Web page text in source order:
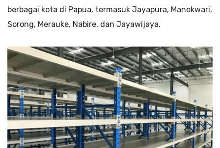
berbagai kota di Papua, termasuk Jayapura, Manokwari,
Sorong, Merauke, Nabire, dan Jayawijaya.